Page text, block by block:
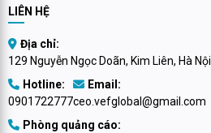
LIÊN HỆ
Địa chỉ:
129 Nguyễn Ngọc Doãn, Kim Liên, Hà Nội
Hotline:
0901722777
Email:
ceo.vefglobal@gmail.com
Phòng quảng cáo: